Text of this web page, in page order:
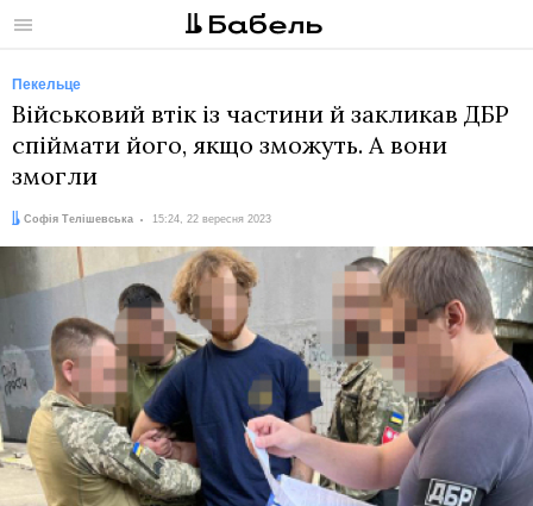
Меню
Пекельце
Військовий втік із частини й закликав ДБР
спіймати його, якщо зможуть. А вони
змогли
Автор:
Софія Телішевська
Дата: 15:24, 22 вересня 2023